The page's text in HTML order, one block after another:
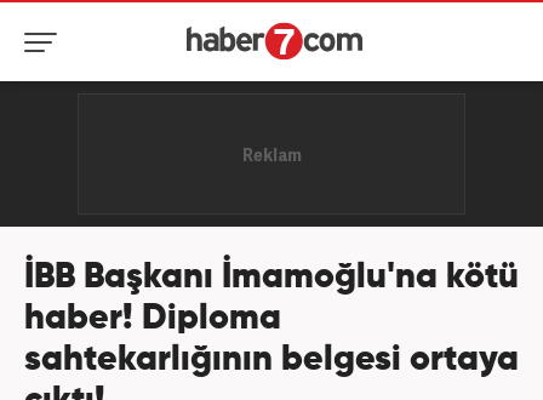
İBB Başkanı İmamoğlu'na kötü
haber! Diploma
sahtekarlığının belgesi ortaya